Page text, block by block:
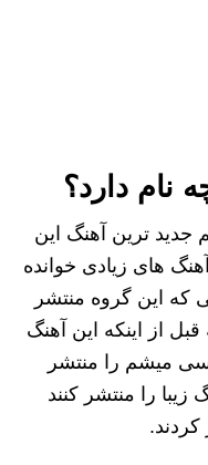
نام دارد؟
ترین آهنگ این
های زیادی خوانده
که این گروه منتشر
از اینکه این آهنگ
میشم را منتشر
زیبا را منتشر کنند
کردند.